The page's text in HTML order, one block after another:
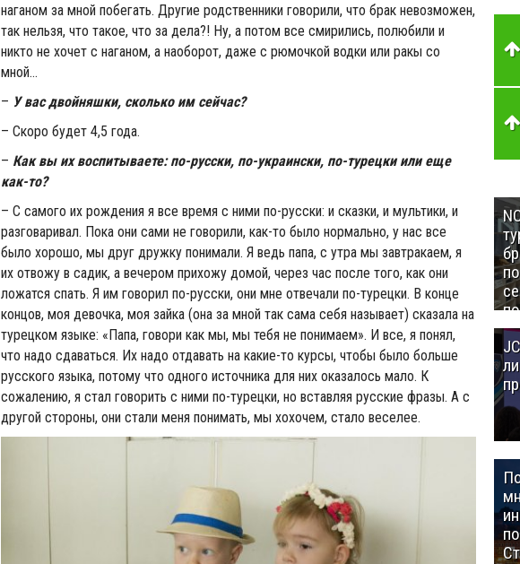
наганом за мной побегать. Другие родственники говорили, что брак невозможен,
так нельзя, что такое, что за дела?! Ну, а потом все смирились, полюбили и
никто не хочет с наганом, а наоборот, даже с рюмочкой водки или ракы со
мной...
– У вас двойняшки, сколько им сейчас?
– Скоро будет 4,5 года.
– Как вы их воспитываете: по-русски, по-украински, по-турецки или еще
как-то?
– С самого их рождения я все время с ними по-русски: и сказки, и мультики, и
разговаривал. Пока они сами не говорили, как-то было нормально, у нас все
было хорошо, мы друг дружку понимали. Я ведь папа, с утра мы завтракаем, я
их отвожу в садик, а вечером прихожу домой, через час после того, как они
ложатся спать. Я им говорил по-русски, они мне отвечали по-турецки. В конце
концов, моя девочка, моя зайка (она за мной так сама себя называет) сказала на
турецком языке: «Папа, говори как мы, мы тебя не понимаем». И все, я понял,
что надо сдаваться. Их надо отдавать на какие-то курсы, чтобы было больше
русского языка, потому что одного источника для них оказалось мало. К
сожалению, я стал говорить с ними по-турецки, но вставляя русские фразы. А с
другой стороны, они стали меня понимать, мы хохочем, стало веселее.